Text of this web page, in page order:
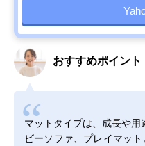
おすすめポイント
マットタイプは、成長や
ビーソファ、プレイマッ